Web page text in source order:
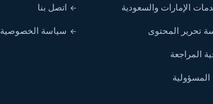
الإمارات والسعودية
تحرير المحتوى
المراجعة
المسؤولية
اتصل بنا
سياسة الخصوصية